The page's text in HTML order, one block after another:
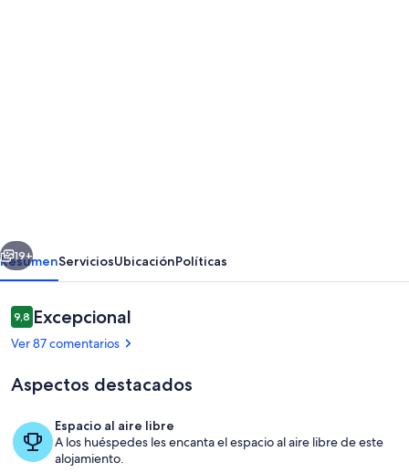
a
la
piscina,
jardines
Millenium
Golf
Siguiente
19+
ResumenServiciosUbicaciónPolíticas
Comentarios
9,89,8 de 10
Excepcional
Ver 87 comentarios
Aspectos destacados
Espacio al aire libre
A los huéspedes les encanta el espacio al aire libre de este
alojamiento.